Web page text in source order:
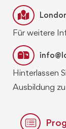
Für weitere
Hinterlassen
Ausbildung